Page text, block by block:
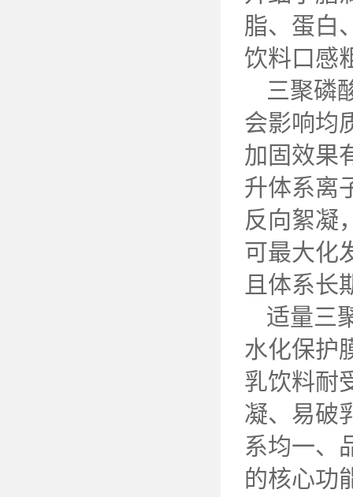
脂、蛋白
饮料口感
三聚磷
会影响均
加固效果
升体系离
反向絮凝
可最大化
且体系长
适量三
水化保护
乳饮料耐
凝、易破
系均一、
的核心功